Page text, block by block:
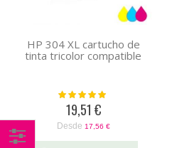
HP 304 XL cartucho de
tinta tricolor compatible
Valoración:
19,51 €
Desde 17,56 €